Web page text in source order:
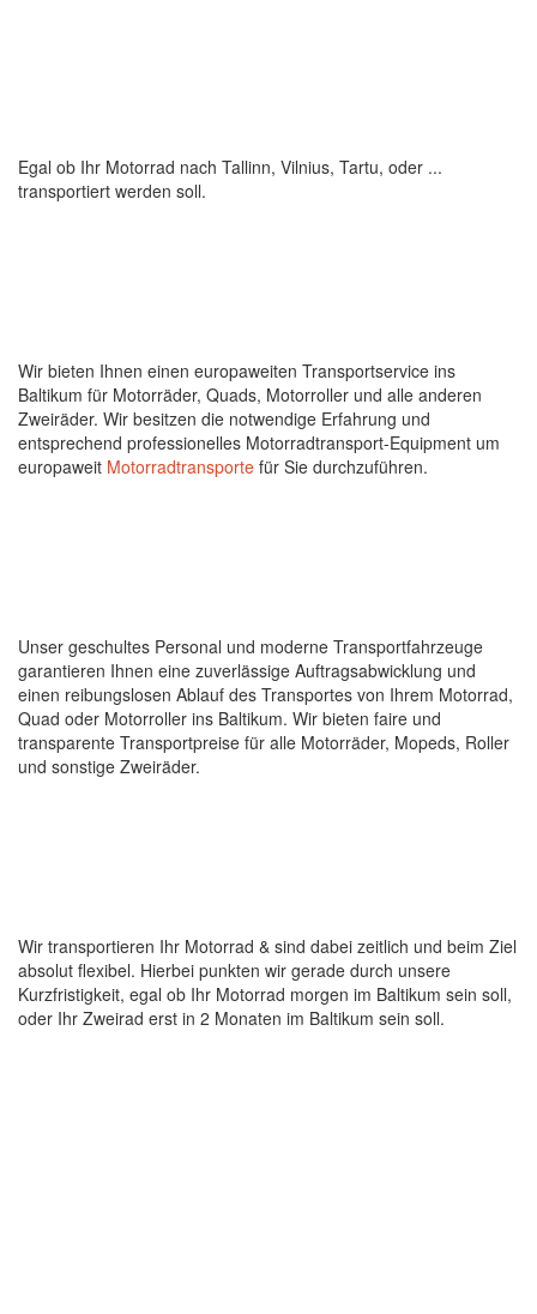
Egal ob Ihr Motorrad nach Tallinn, Vilnius, Tartu, oder ...
transportiert werden soll.
Wir bieten Ihnen einen europaweiten Transportservice ins
Baltikum für Motorräder, Quads, Motorroller und alle anderen
Zweiräder. Wir besitzen die notwendige Erfahrung und
entsprechend professionelles Motorradtransport-Equipment um
europaweit Motorradtransporte für Sie durchzuführen.
Unser geschultes Personal und moderne Transportfahrzeuge
garantieren Ihnen eine zuverlässige Auftragsabwicklung und
einen reibungslosen Ablauf des Transportes von Ihrem Motorrad,
Quad oder Motorroller ins Baltikum. Wir bieten faire und
transparente Transportpreise für alle Motorräder, Mopeds, Roller
und sonstige Zweiräder.
Wir transportieren Ihr Motorrad & sind dabei zeitlich und beim Ziel
absolut flexibel. Hierbei punkten wir gerade durch unsere
Kurzfristigkeit, egal ob Ihr Motorrad morgen im Baltikum sein soll,
oder Ihr Zweirad erst in 2 Monaten im Baltikum sein soll.